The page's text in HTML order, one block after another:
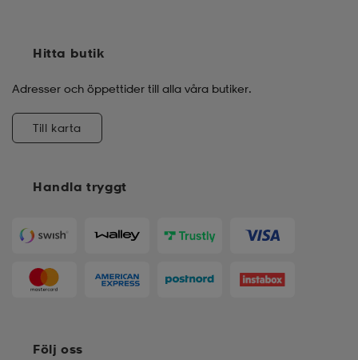
Handla tryggt
Hitta butik
Adresser och öppettider till alla våra butiker.
Till karta
Följ oss